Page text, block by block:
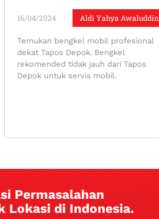
Aldi Yahya Awaluddin
16/04/2024
Temukan bengkel mobil profesional
dekat Tapos Depok. Bengkel
rekomended tidak jauh dari Tapos
Depok untuk servis mobil.
Permasalahan
Lokasi di Indonesia.